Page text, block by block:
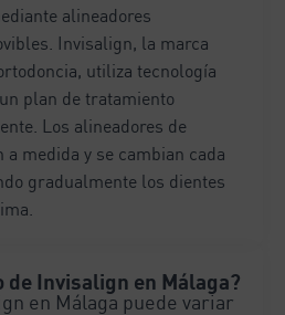
alineadores
Invisalign, la marca
utiliza tecnología
plan de tratamiento
Los alineadores de
medida y se cambian cada
gradualmente los dientes
de Invisalign en Málaga?
en Málaga puede variar